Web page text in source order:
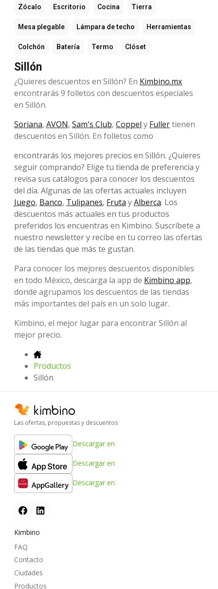
Zócalo Escritorio Cocina Tierra
Mesa plegable Lámpara de techo Herramientas
Colchón Batería Termo Clóset
Sillón
¿Quieres descuentos en Sillón? En Kimbino.mx
encontrarás 9 folletos con descuentos especiales
en Sillón.
Soriana, AVON, Sam's Club, Coppel y Fullertienen
descuentos en Sillón. En folletos como
encontrarás los mejores precios en Sillón. ¿Quieres
seguir comprando? Elige tu tienda de preferencia y
revisa sus catálogos para conocer los descuentos
del día. Algunas de las ofertas actuales incluyen
Juego, Banco, Tulipanes, Fruta yAlberca. Los
descuentos más actuales en tus productos
preferidos los encuentras en Kimbino. Suscríbete a
nuestro newsletter y recibe en tu correo las ofertas
de las tiendas que más te gustan.
Para conocer los mejores descuentos disponibles
en todo México, descarga la app de Kimbino app,
donde agrupamos los descuentos de las tiendas
más importantes del país en un solo lugar.
Kimbino, el mejor lugar para encontrar Sillón al
mejor precio.
Productos
Sillón
Las ofertas, propuestas y descuentos
Descargar en
Descargar en
Descargar en
Kimbino
FAQ
Contacto
Ciudades
Productos